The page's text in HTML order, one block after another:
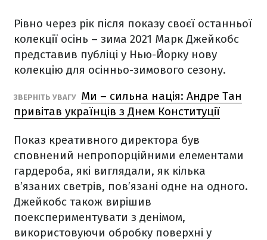
Рівно через рік після показу своєї останньої
колекції осінь – зима 2021 Марк Джейкобс
представив публіці у Нью-Йорку нову
колекцію для осінньо-зимового сезону.
ЗВЕРНІТЬ УВАГУ Ми – сильна нація: Андре Тан
привітав українців з Днем Конституції
Показ креативного директора був
сповнений непропорційними елементами
гардероба, які виглядали, як кілька
в’язаних светрів, пов’язані одне на одного.
Джейкобс також вирішив
поекспериментувати з денімом,
використовуючи обробку поверхні у